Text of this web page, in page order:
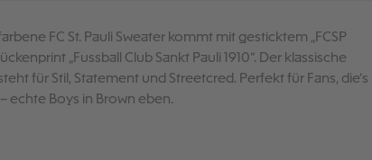
FC St. Pauli Sweater kommt mit gesticktem „FCSP
„Fussball Club Sankt Pauli 1910“. Der klassische
für Stil, Statement und Streetcred. Perfekt für Fans, die’s
echte Boys in Brown eben.